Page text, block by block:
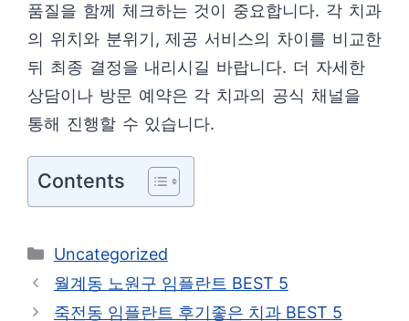
품질을 함께 체크하는 것이 중요합니다. 각 치과
의 위치와 분위기, 제공 서비스의 차이를 비교한
뒤 최종 결정을 내리시길 바랍니다. 더 자세한
상담이나 방문 예약은 각 치과의 공식 채널을
통해 진행할 수 있습니다.
Contents
카
테
Uncategorized
월계동 노원구 임플란트 BEST 5
죽전동 임플란트 후기좋은 치과 BEST 5